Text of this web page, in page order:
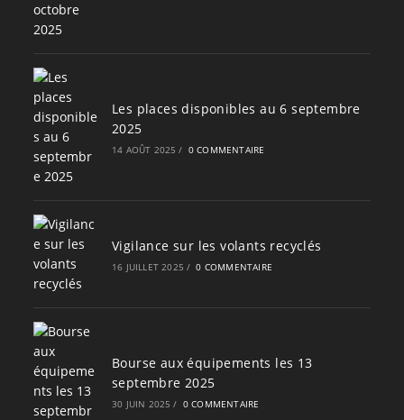
Les places disponibles au 6 septembre
2025
14 AOÛT 2025 / 0 COMMENTAIRE
Vigilance sur les volants recyclés
16 JUILLET 2025 / 0 COMMENTAIRE
Bourse aux équipements les 13
septembre 2025
30 JUIN 2025 / 0 COMMENTAIRE